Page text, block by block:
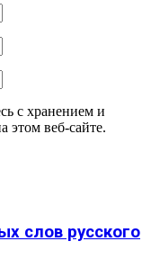
с хранением и
этом веб-сайте.
слов русского